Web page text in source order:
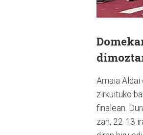
Amaia Aldai
zirkuituko
finalean.
zan, 22-13